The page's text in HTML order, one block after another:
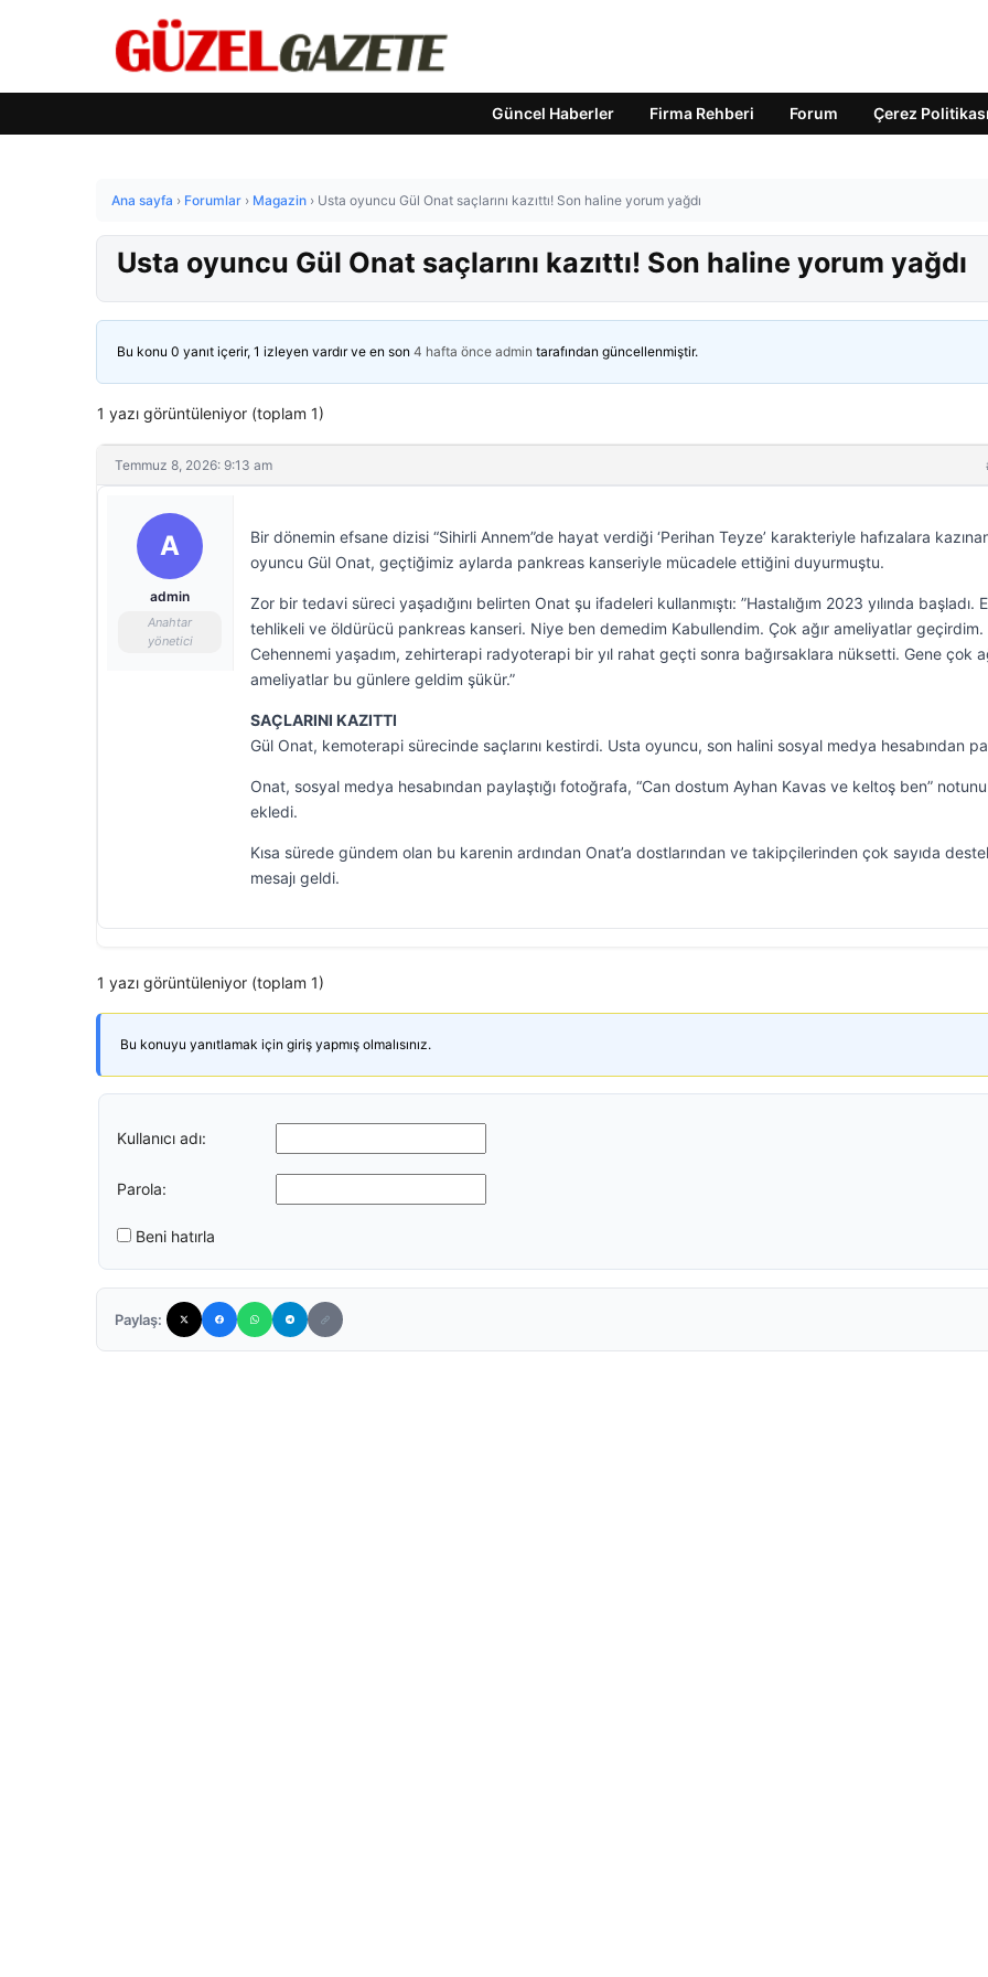
Güncel Haberler Firma Rehberi Forum Çerez Politikası
Ana sayfa › Forumlar › Magazin › Usta oyuncu Gül Onat saçlarını kazıttı! Son haline yorum yağdı
Usta oyuncu Gül Onat saçlarını kazıttı! Son haline yorum yağdı
Bu konu 0 yanıt içerir, 1 izleyen vardır ve en son 4 hafta önce admin tarafından güncellenmiştir.
1 yazı görüntüleniyor (toplam 1)
Temmuz 8, 2026: 9:13 am
A
admin
Anahtar
yönetici
Bir dönemin efsane dizisi “Sihirli Annem”de hayat verdiği ‘Perihan Teyze’ karakteriyle hafızalara
oyuncu Gül Onat, geçtiğimiz aylarda pankreas kanseriyle mücadele ettiğini duyurmuştu.
Zor bir tedavi süreci yaşadığını belirten Onat şu ifadeleri kullanmıştı: ”Hastalığım 2023 yılında başladı.
tehlikeli ve öldürücü pankreas kanseri. Niye ben demedim Kabullendim. Çok ağır ameliyatlar geçirdim.
Cehennemi yaşadım, zehirterapi radyoterapi bir yıl rahat geçti sonra bağırsaklara nüksetti. Gene çok
ameliyatlar bu günlere geldim şükür.”
SAÇLARINI KAZITTI
Gül Onat, kemoterapi sürecinde saçlarını kestirdi. Usta oyuncu, son halini sosyal medya hesabından
Onat, sosyal medya hesabından paylaştığı fotoğrafa, “Can dostum Ayhan Kavas ve keltoş ben” notunu
ekledi.
Kısa sürede gündem olan bu karenin ardından Onat’a dostlarından ve takipçilerinden çok sayıda
mesajı geldi.
1 yazı görüntüleniyor (toplam 1)
Bu konuyu yanıtlamak için giriş yapmış olmalısınız.
Kullanıcı adı:
Parola:
Beni hatırla
Paylaş: